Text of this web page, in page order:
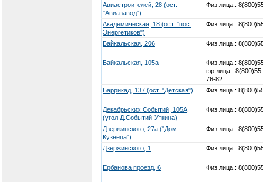
Авиастроителей, 28 (ост.
"Авиазавод")
Физ.лица.:
Академическая, 18 (ост. "пос.
Энергетиков")
Физ.лица.:
Байкальская, 206 Физ.лица.:
Байкальская, 105а
Физ.лица.:
юр.лица.:
76-82
Баррикад, 137 (ост. "Детская")
Физ.лица.:
Декабрьских Событий, 105А
(угол Д.Событий-Уткина)
Физ.лица.:
Дзержинского, 27а ("Дом
Кузнеца")
Физ.лица.:
Дзержинского, 1 Физ.лица.:
Ербанова проезд, 6 Физ.лица.: